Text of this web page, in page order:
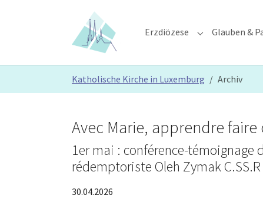
Erzdiözese Submenu for
Glauben &
Katholische Kirche in Luxemburg Archiv
Avec Marie, apprendre
1er mai : conférence-témoignage
rédemptoriste Oleh Zymak C.SS.R
30.04.2026